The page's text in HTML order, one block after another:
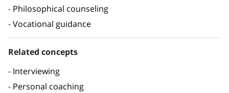
Philosophical counseling
Vocational guidance
Related concepts
Interviewing
Personal coaching